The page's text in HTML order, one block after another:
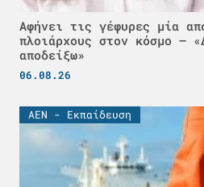
Αφήνει τις γέφυρες μία
πλοιάρχους στον κόσμο –
αποδείξω»
06.08.26
ΑΕΝ - Εκπαίδευση